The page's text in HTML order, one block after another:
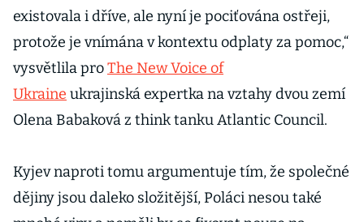
existovala i dříve, ale nyní je pociťována ostřeji,
protože je vnímána v kontextu odplaty za pomoc,“
vysvětlila proThe New Voice of
Ukraine ukrajinská expertka na vztahy dvou zemí
Olena Babaková z think tanku Atlantic Council.
Kyjev naproti tomu argumentuje tím, že společné
dějiny jsou daleko složitější, Poláci nesou také